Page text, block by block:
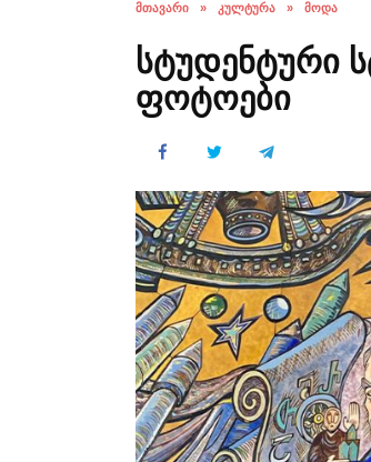
ᲛᲗᲐᲕᲐᲠᲘ » ᲙᲣᲚᲢᲣᲠᲐ » ᲛᲝᲓᲐ
სტუდენტური
ფოტოები